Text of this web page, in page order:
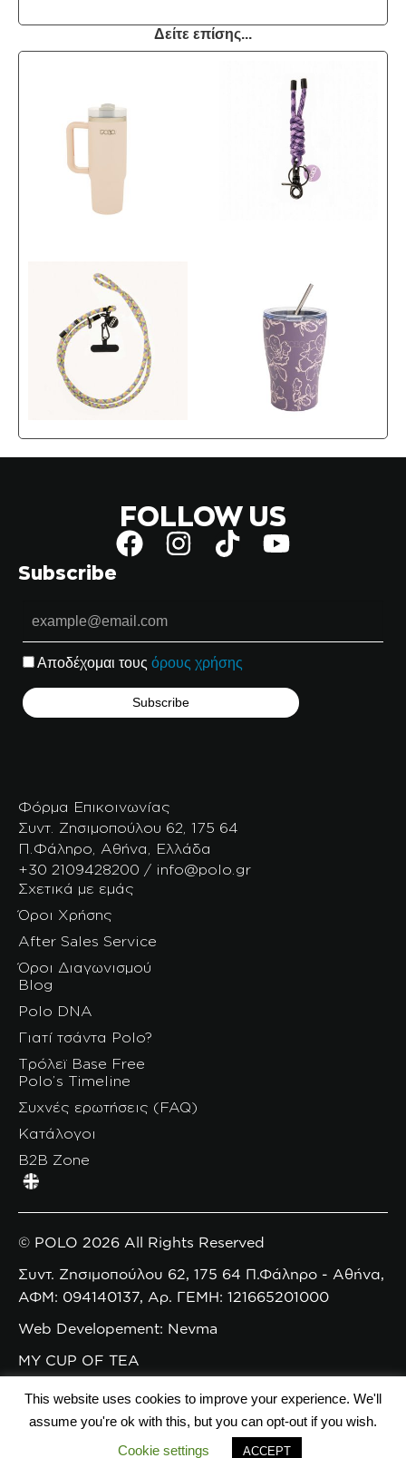
Δείτε επίσης...
FOLLOW US
Subscribe
Αποδέχομαι τους όρους χρήσης
Φόρμα Επικοινωνίας
Συντ. Ζησιμοπούλου 62, 175 64
Π.Φάληρο, Αθήνα, Ελλάδα
+30 2109428200 / info@polo.gr
Σχετικά με εμάς
Όροι Χρήσης
After Sales Service
Όροι Διαγωνισμού
Blog
Polo DNA
Γιατί τσάντα Polo?
Τρόλεϊ Base Free
Polo’s Timeline
Συχνές ερωτήσεις (FAQ)
Κατάλογοι
B2B Zone
© POLO 2026 All Rights Reserved
Συντ. Ζησιμοπούλου 62, 175 64 Π.Φάληρο - Αθήνα,
ΑΦΜ: 094140137, Αρ. ΓΕΜΗ: 121665201000
Web Developement: Nevma
MY CUP OF TEA
This website uses cookies to improve your experience. We'll
assume you're ok with this, but you can opt-out if you wish.
Cookie settings
ACCEPT